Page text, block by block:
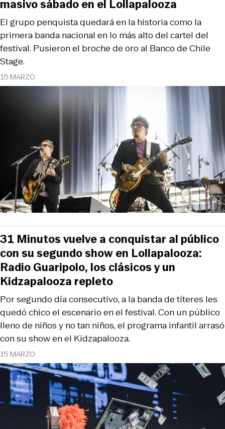
15 MARZO
El grupo penquista quedará en la historia como la
primera banda nacional en lo más alto del cartel del
festival. Pusieron el broche de oro al Banco de Chile
Stage.
masivo sábado en el Lollapalooza
15 MARZO
Por segundo día consecutivo, a la banda de títeres les
quedó chico el escenario en el festival. Con un público
lleno de niños y no tan niños, el programa infantil arrasó
con su show en el Kidzapalooza.
31 Minutos vuelve a conquistar al público
con su segundo show en Lollapalooza:
Radio Guaripolo, los clásicos y un
Kidzapalooza repleto